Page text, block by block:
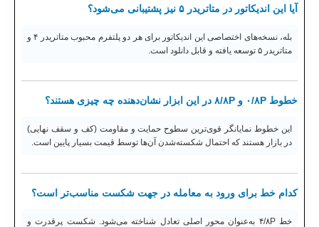
آیا این اندیکاتور در متاتریدر ۵ نیز پشتیبانی می‌شود؟
بله، نسخه‌های اختصاصی این اندیکاتور برای هر دو پلتفرم محبوب متاتریدر ۴ و
متاتریدر ۵ توسعه یافته و قابل دانلود است.
خطوط ۰/۸P و ۸/۸P در این ابزار نشان‌دهنده چه چیزی هستند؟
این خطوط نمایانگر قوی‌ترین سطوح حمایت و مقاومت (کف و سقف نهایی)
در بازار هستند که احتمال شکسته‌شدن آن‌ها توسط قیمت بسیار پایین است.
کدام خط برای ورود به معامله در جهت شکست مناسب‌تر است؟
خط ۴/۸P به‌عنوان محور اصلی تعادل شناخته می‌شود. شکست پرقدرت و